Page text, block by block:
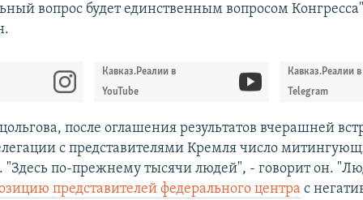
вопрос будет единственным вопросом
Кавказ.Реалии в
YouTube
Кавказ.Реалии в
Telegram
после оглашения результатов вчерашней
с представителями Кремля число
"Здесь по-прежнему тысячи людей", - говорит он.
представителей федерального центра с